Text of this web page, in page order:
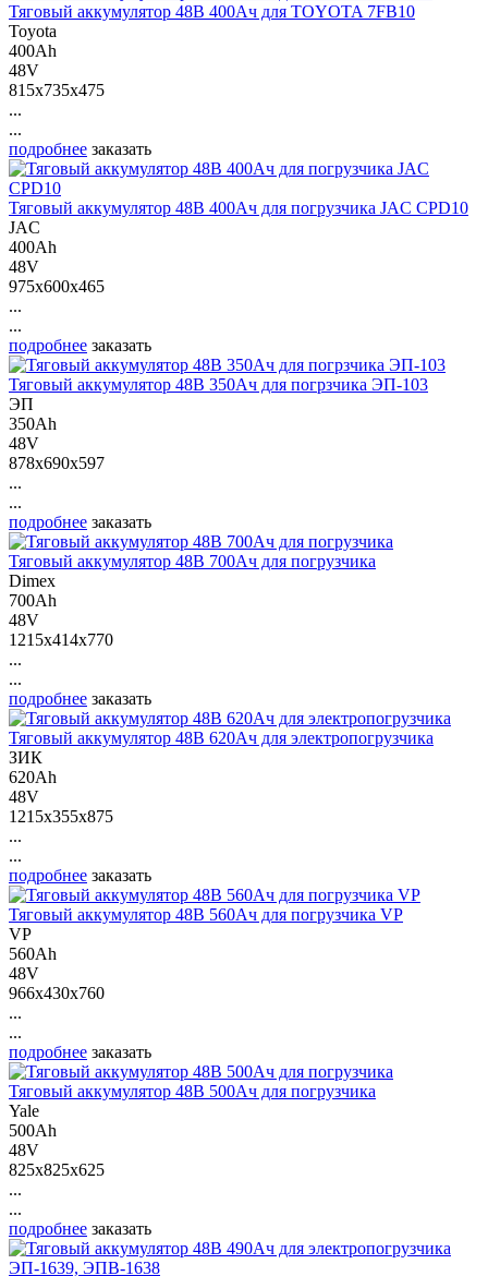
Тяговый аккумулятор 48В 400Ач для TOYOTA 7FB10
Toyota
400Ah
48V
815x735x475
...
...
подробнее заказать
Тяговый аккумулятор 48В 400Ач для погрузчика JAC CPD10
JAC
400Ah
48V
975x600x465
...
...
подробнее заказать
Тяговый аккумулятор 48В 350Ач для погрзчика ЭП-103
ЭП
350Ah
48V
878x690x597
...
...
подробнее заказать
Тяговый аккумулятор 48В 700Ач для погрузчика
Dimex
700Ah
48V
1215x414x770
...
...
подробнее заказать
Тяговый аккумулятор 48В 620Ач для электропогрузчика
ЗИК
620Ah
48V
1215x355x875
...
...
подробнее заказать
Тяговый аккумулятор 48В 560Ач для погрузчика VP
VP
560Ah
48V
966x430x760
...
...
подробнее заказать
Тяговый аккумулятор 48В 500Ач для погрузчика
Yale
500Ah
48V
825x825x625
...
...
подробнее заказать